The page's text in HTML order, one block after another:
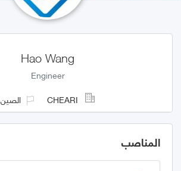
Hao Wang
Engineer
الصين
المناصب